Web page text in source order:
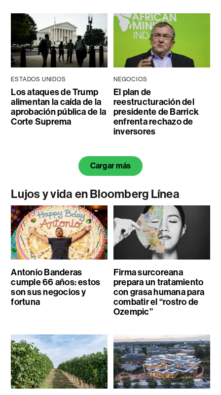
ESTADOS UNIDOS
Los ataques de Trump
alimentan la caída de la
aprobación pública de la
Corte Suprema
NEGOCIOS
El plan de
reestructuración del
presidente de Barrick
enfrenta rechazo de
inversores
Cargar más
Lujos y vida en Bloomberg Línea
Antonio Banderas
cumple 66 años: estos
son sus negocios y
fortuna
Firma surcoreana
prepara un tratamiento
con grasa humana para
combatir el “rostro de
Ozempic”